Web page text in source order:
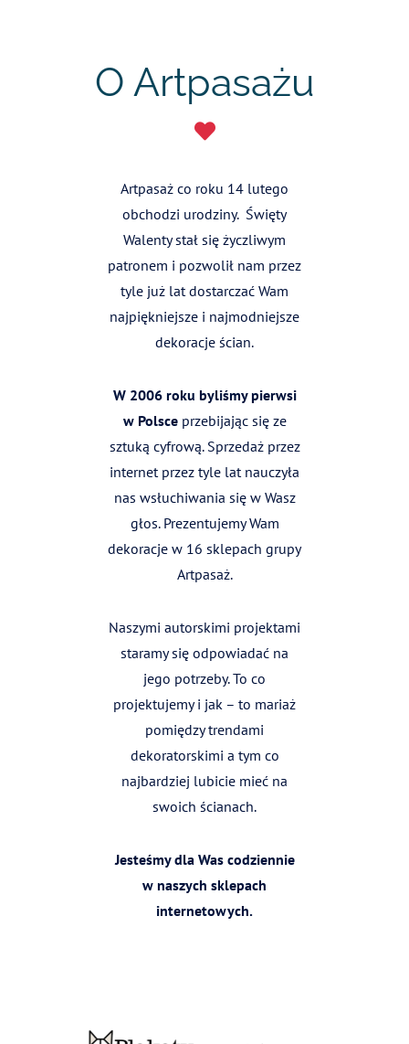
O Artpasażu
Artpasaż co roku 14 lutego
obchodzi urodziny. Święty
Walenty stał się życzliwym
patronem i pozwolił nam przez
tyle już lat dostarczać Wam
najpiękniejsze i najmodniejsze
dekoracje ścian.
W 2006 roku byliśmy pierwsi
w Polsceprzebijając się ze
sztuką cyfrową. Sprzedaż przez
internet przez tyle lat nauczyła
nas wsłuchiwania się w Wasz
głos. Prezentujemy Wam
dekoracje w 16 sklepach grupy
Artpasaż.
Naszymi autorskimi projektami
staramy się odpowiadać na
jego potrzeby. To co
projektujemy i jak – to mariaż
pomiędzy trendami
dekoratorskimi a tym co
najbardziej lubicie mieć na
swoich ścianach.
Jesteśmy dla Was codziennie
w naszych sklepach
internetowych.